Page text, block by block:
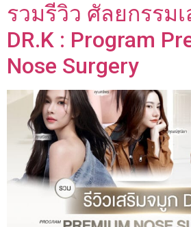
รวมรีวิว ศัลยกรรม
DR.K : Program
Nose Surgery